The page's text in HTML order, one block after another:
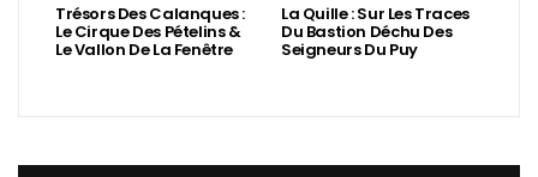
Trésors Des Calanques :
Le Cirque Des Pételins &
Le Vallon De La Fenêtre
La Quille : Sur Les Traces
Du Bastion Déchu Des
Seigneurs Du Puy